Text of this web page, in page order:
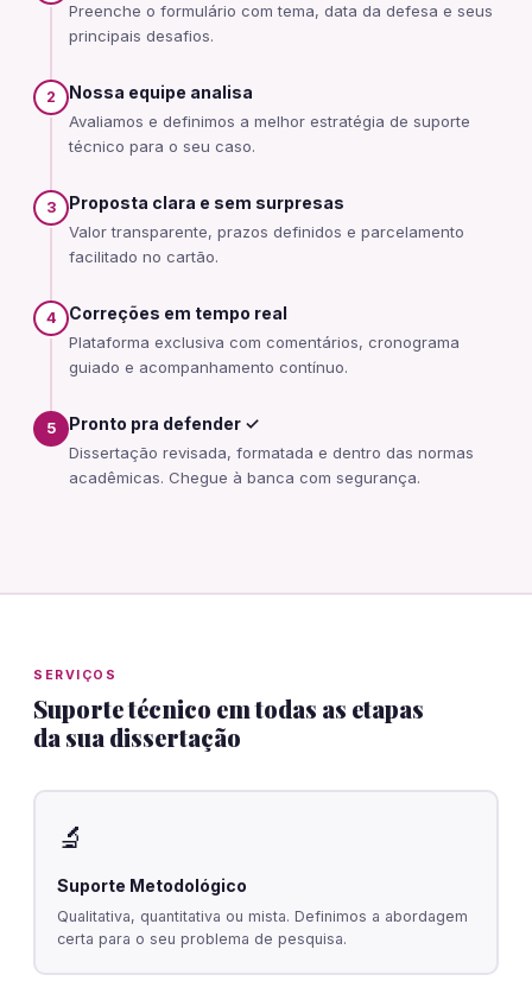
Preenche o formulário com tema, data da defesa e seus
principais desafios.
2 Nossa equipe analisa
Avaliamos e definimos a melhor estratégia de suporte
técnico para o seu caso.
3 Proposta clara e sem surpresas
Valor transparente, prazos definidos e parcelamento
facilitado no cartão.
4 Correções em tempo real
Plataforma exclusiva com comentários, cronograma
guiado e acompanhamento contínuo.
5 Pronto pra defender ✓
Dissertação revisada, formatada e dentro das normas
acadêmicas. Chegue à banca com segurança.
SERVIÇOS
Suporte técnico em todas as etapas
da sua dissertação
🔬
Suporte Metodológico
Qualitativa, quantitativa ou mista. Definimos a abordagem
certa para o seu problema de pesquisa.